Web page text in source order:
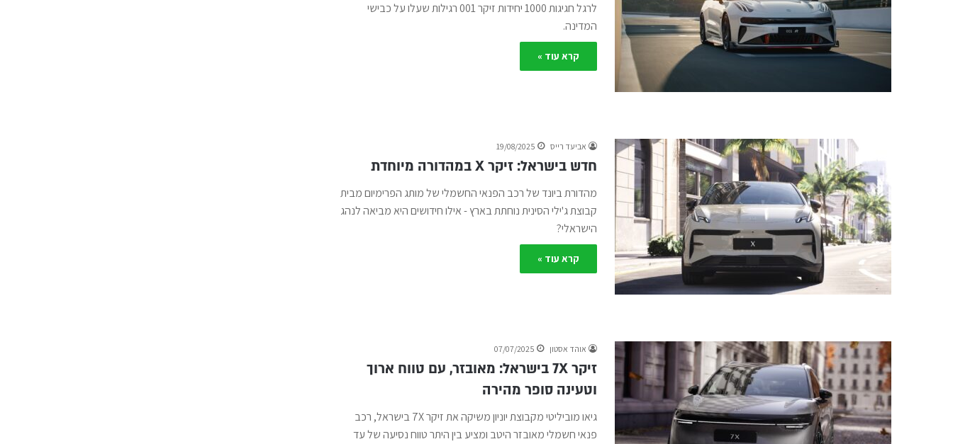
לרגל חגיגות 1000 יחידות זיקר 001 רגילות שעלו על כבישי
המדינה.
קרא עוד »
אביעד רייס 19/08/2025
חדש בישראל: זיקר X במהדורה מיוחדת
מהדורת ביונד של רכב הפנאי החשמלי של מותג הפרימיום מבית
קבוצת ג'ילי הסינית נוחתת בארץ - אילו חידושים היא מביאה לנהג
הישראלי?
קרא עוד »
אוהד אסטון 07/07/2025
זיקר 7X בישראל: מאובזר, עם טווח ארוך
וטעינה סופר מהירה
גיאו מוביליטי מקבוצת יוניון משיקה את זיקר 7X בישראל, רכב
פנאי חשמלי מאובזר היטב ומציע בין היתר טווח נסיעה של עד